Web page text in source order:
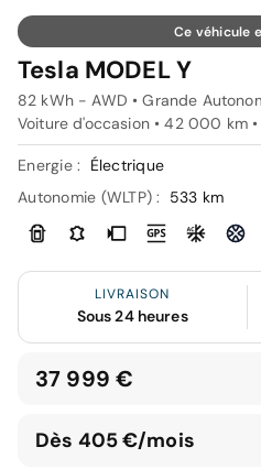
Ce véhicule
Tesla MODEL Y
82 kWh - AWD • Grande
Voiture d'occasion • 42 000 km
Energie :
Électrique
Autonomie (WLTP) :
533 km
LIVRAISON
Sous 24 heures
37 999 €
Dès 405 €/mois